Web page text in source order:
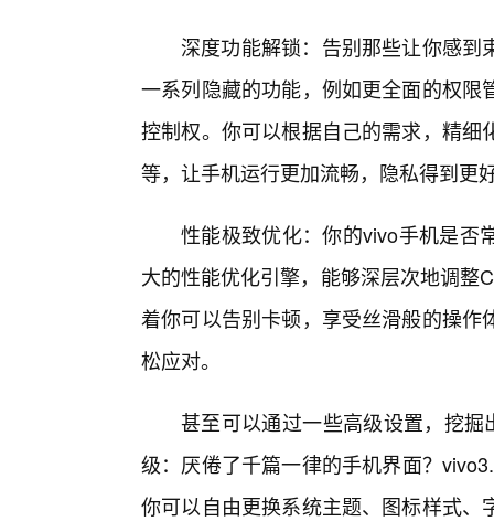
深度功能解锁：告别那些让你感
一系列隐藏的功能，例如更全面的权
控制权。你可以根据自己的需求，精
等，让手机运行更加流畅，隐私得到更
性能极致优化：你的vivo手机是否
大的性能优化引擎，能够深层次地调整
着你可以告别卡顿，享受丝滑般的操
松应对。
甚至可以通过一些高级设置，挖掘
级：厌倦了千篇一律的手机界面？
你可以自由更换系统主题、图标样式